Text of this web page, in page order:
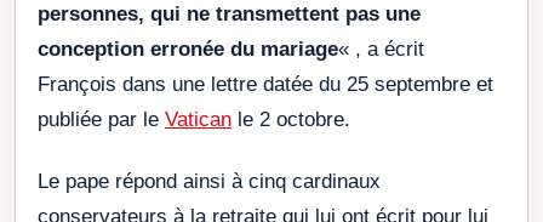
personnes, qui ne transmettent pas une
conception erronée du mariage« , a écrit
François dans une lettre datée du 25 septembre et
publiée par le Vatican le 2 octobre.
Le pape répond ainsi à cinq cardinaux
conservateurs à la retraite qui lui ont écrit pour lui